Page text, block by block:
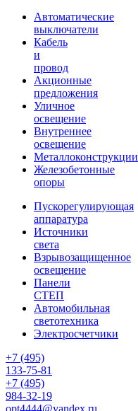
Автоматические
выключатели
Кабель
и
провод
Акционные
предложения
Уличное
освещение
Внутреннее
освещение
Металлоконструкции
Железобетонные
опоры
Пускорегулирующая
аппаратура
Источники
света
Взрывозащищенное
освещение
Панели
СТЕП
Автомобильная
светотехника
Электросчетчики
+7 (495)
133-75-81
+7 (495)
984-32-19